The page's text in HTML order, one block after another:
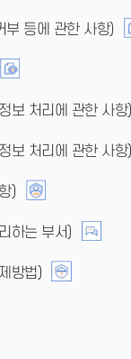
부 등에 관한 사항)
보 처리에 관한 사항)
보 처리에 관한 사항)
)
하는 부서)
방법)